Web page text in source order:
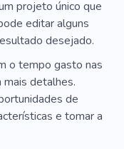
projeto único que
editar alguns
desejado.
o tempo gasto nas
detalhes.
de
e tomar a